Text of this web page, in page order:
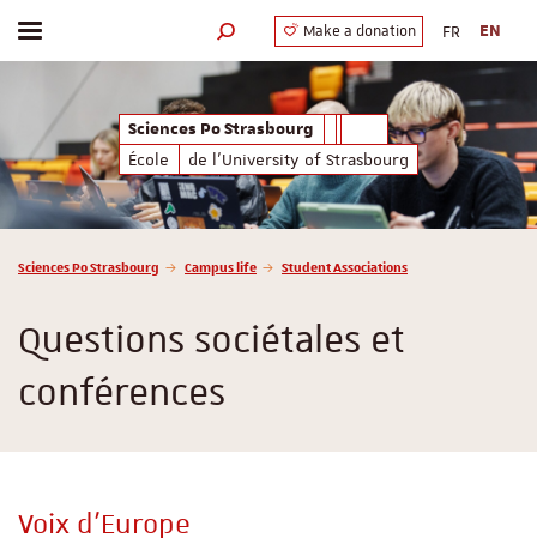
Sciences Po Strasbourg
École
de l'University of Strasbourg
Toggle menu Search engine
Make a donation FR EN
Vous êtes ici :
Sciences Po Strasbourg Campus life Student Associations
Questions sociétales et
conférences
Voix d'Europe